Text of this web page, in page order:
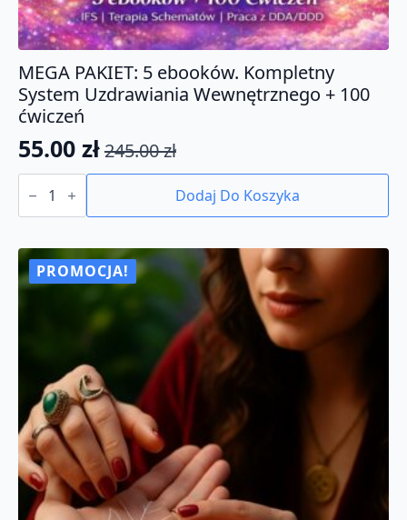
MEGA PAKIET: 5 ebooków. Kompletny
System Uzdrawiania Wewnętrznego + 100
ćwiczeń
245.00zł
Pierwotna
cena
wynosiła:
245.00 zł.
55.00 zł
Aktualna
cena
wynosi:
55.00 zł.
ilość
MEGA
5
Kompletny
System
Uzdrawiania
+
Dodaj Do Koszyka
PROMOCJA!